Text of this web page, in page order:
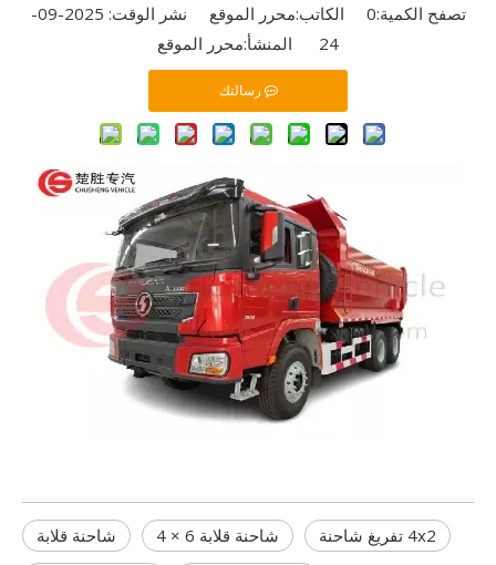
تصفح الكمية:0
الكاتب:محرر الموقع نشر الوقت: 2025-09-
24 المنشأ:
محرر الموقع
رسالتك
شاحنة قلابة شاحنة قلابة 6 × 4
4x2 تفريغ شاحنة